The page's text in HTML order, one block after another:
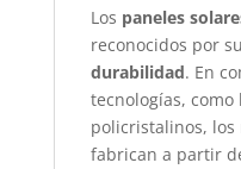
Los paneles
reconocidos por
durabilidad. En
tecnologías, como
policristalinos, los
fabrican a partir